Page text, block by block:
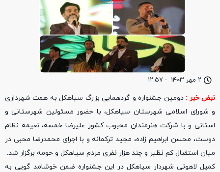
۲ مهر ۱۴۰۳ - ۱۲:۵۷
نبض خبر : دومین جشنواره و گردهمایی بزرگ سیاهکل به همت شهرداری
و شورای اسلامی شهرستان سیاهکل، با حضور مسئولین شهرستانی و
استانی و با شرکت هنرمندان محبوب کشور علیرضا خمسه، نعیمه نظام
دوست، محسن ابراهیم زاده، مجید ترکمانه و با اجرای محمدرضا محبی در
میان استقبال کم نظیر و چند هزار نفری مردم سیاهکل و حومه برگزار شد.
کمیل لاهوتی شهردار سیاهکل در این جشنواره ضمن خوشامد گویی به